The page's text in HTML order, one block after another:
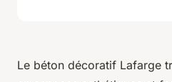
Le béton décoratif Lafarge